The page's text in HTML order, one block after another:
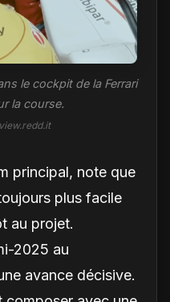
le cockpit de la Ferrari
la course.
principal, note que
plus facile
au projet.
2025 au
avance décisive.